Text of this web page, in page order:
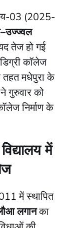
03 (2025-
तेज हो गई
कॉलेज
तहत मधेपुरा के
गुरुवार को
निर्माण के
में
में स्थापित
लगानका